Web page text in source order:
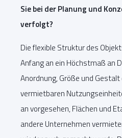
Sie bei der Planung und
verfolgt?
Die flexible Struktur des
Anfang an ein Höchstmaß an
Anordnung, Größe und Gestalt
vermietbaren
an vorgesehen, Flächen und
andere Unternehmen